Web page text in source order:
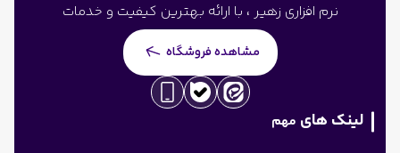
نرم افزاری زهیر ، با ارائه بهترین کیفیت و خدمات
مشاهده فروشگاه
لینک های مهم